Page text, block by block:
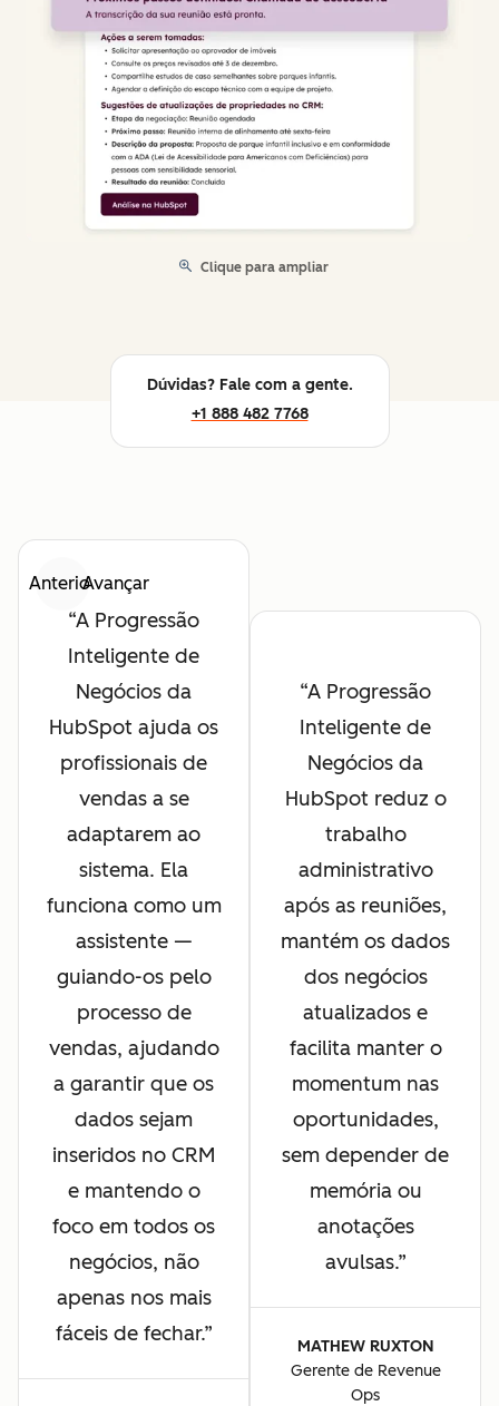
Clique para ampliar
Dúvidas? Fale com a gente.
+1 888 482 7768
AnteriorAvançar
A Progressão
Inteligente de
Negócios da
HubSpot ajuda os
profissionais de
vendas a se
adaptarem ao
sistema. Ela
funciona como um
assistente —
guiando-os pelo
processo de
vendas, ajudando
a garantir que os
dados sejam
inseridos no CRM
e mantendo o
foco em todos os
negócios, não
apenas nos mais
fáceis de fechar.
A Progressão
Inteligente de
Negócios da
HubSpot reduz o
trabalho
administrativo
após as reuniões,
mantém os dados
dos negócios
atualizados e
facilita manter o
momentum nas
oportunidades,
sem depender de
memória ou
anotações
avulsas.
MATHEW RUXTON
Gerente de Revenue
Ops